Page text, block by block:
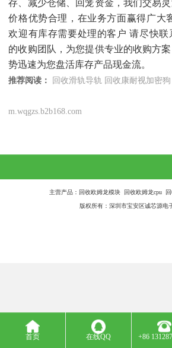
存、减少仓储、回笼资金，我们交易
价格优势合理，在业务方面赢得广大
欢迎有库存需要处理的客户 请尽快
的收购团队，为您提供专业的收购方
势迅速为您盘活库存产品现金流。
推荐阅读： 回收滑轨导轨 回收康耐视加密狗
m.wqgzs.b2b168.com
主营产品：回收欧姆龙模块 回收欧姆龙cpu
版权所有：深圳市宝安区诚芯源电
首页 在线QQ +86